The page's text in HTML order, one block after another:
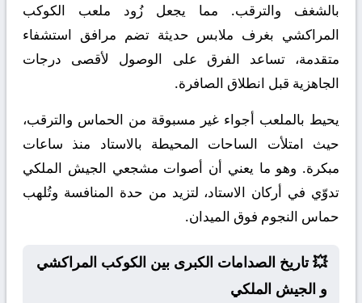
بالشغف والترقب. مما يجعل زُود ملعب الكوكب
المراكشي بغرف ملابس حديثة تضم مرافق استشفاء
متقدمة، تساعد الفرق على الوصول لأقصى درجات
الجاهزية قبل انطلاق الصافرة.
يحيط بالملعب أجواء غير مسبوقة من الحماس والترقب،
حيث امتلأت الساحات المحيطة بالاستاد منذ ساعات
مبكرة. وهو ما يعني أن أصوات مشجعي الجيش الملكي
تدوّي في أركان الاستاد، لتزيد من حدة المنافسة وتُلهب
حماس النجوم فوق الميدان.
💥 تاريخ الصدامات الكبرى بين الكوكب المراكشي
و الجيش الملكي